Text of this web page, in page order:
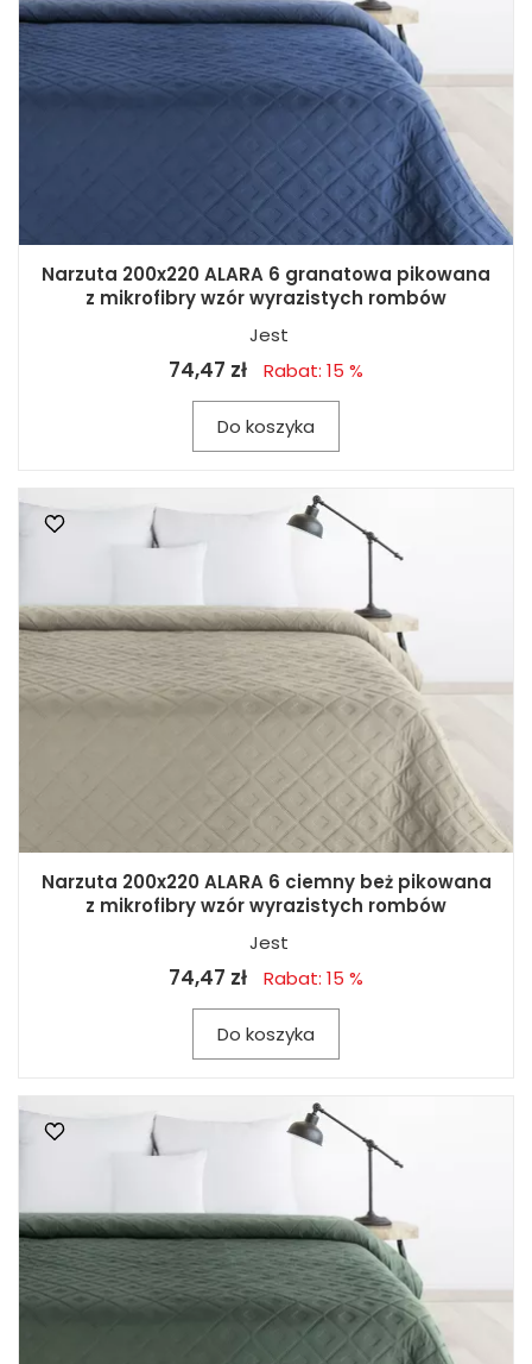
Narzuta 200x220 ALARA 6 granatowa pikowana
z mikrofibry wzór wyrazistych rombów
Jest
74,47 zł Rabat: 15 %
Do koszyka
Narzuta 200x220 ALARA 6 ciemny beż pikowana
z mikrofibry wzór wyrazistych rombów
Jest
74,47 zł Rabat: 15 %
Do koszyka